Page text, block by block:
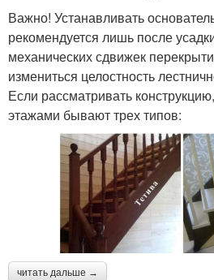
Важно! Устанавливать
рекомендуется лишь после
механических сдвижек
измениться целостность
Если рассматривать
этажами бывают трех типов:
читать дальше →